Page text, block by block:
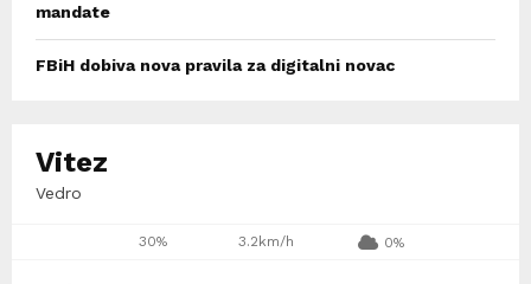
mandate
FBiH dobiva nova pravila za digitalni novac
Vitez
Vedro
30% 3.2km/h 0%